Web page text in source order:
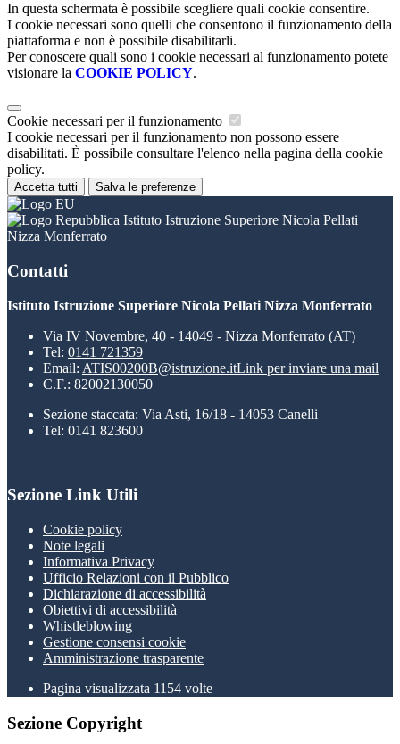
In questa schermata è possibile scegliere quali cookie consentire.
I cookie necessari sono quelli che consentono il funzionamento della
piattaforma e non è possibile disabilitarli.
Per conoscere quali sono i cookie necessari al funzionamento potete
visionare la COOKIE POLICY.
Cookie necessari per il funzionamento
I cookie necessari per il funzionamento non possono essere
disabilitati. È possibile consultare l'elenco nella pagina della cookie
policy.
Accetta tutti Salva le preferenze
Istituto Istruzione Superiore Nicola Pellati
Nizza Monferrato
Contatti
Istituto Istruzione Superiore Nicola Pellati Nizza Monferrato
Via IV Novembre, 40 - 14049 - Nizza Monferrato (AT)
Tel: 0141 721359
Email: ATIS00200B@istruzione.itLink per inviare una mail
C.F.: 82002130050
Sezione staccata: Via Asti, 16/18 - 14053 Canelli
Tel: 0141 823600
Sezione Link Utili
Cookie policy
Note legali
Informativa Privacy
Ufficio Relazioni con il Pubblico
Dichiarazione di accessibilità
Obiettivi di accessibilità
Whistleblowing
Gestione consensi cookie
Amministrazione trasparente
Pagina visualizzata 1154 volte
Sezione Copyright